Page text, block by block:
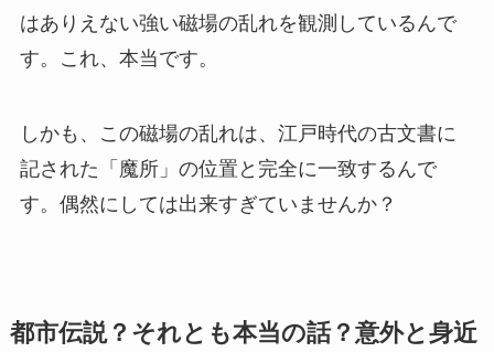
はありえない強い磁場の乱れを観測しているんで
す。これ、本当です。
しかも、この磁場の乱れは、江戸時代の古文書に
記された「魔所」の位置と完全に一致するんで
す。偶然にしては出来すぎていませんか？
都市伝説？それとも本当の話？意外と身近